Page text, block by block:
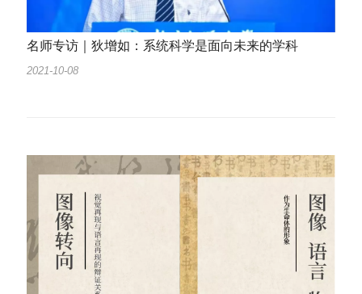
名师专访｜狄增如：系统科学是面向未来的学科
2021-10-08